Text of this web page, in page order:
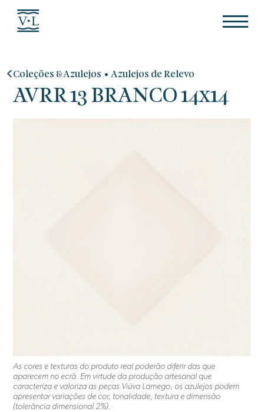
Coleções & Azulejos • Azulejos de Relevo
AVRR 13 BRANCO 14x14
As cores e texturas do produto real poderão diferir das que
aparecem no ecrã. Em virtude da produção artesanal que
caracteriza e valoriza as peças Viúva Lamego, os azulejos podem
apresentar variações de cor, tonalidade, textura e dimensão
(tolerância dimensional 2%).